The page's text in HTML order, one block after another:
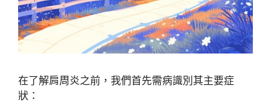
在了解肩周炎之前，我們首先需病識別其主要症
狀：